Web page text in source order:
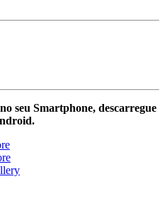
seu Smartphone, descarregue